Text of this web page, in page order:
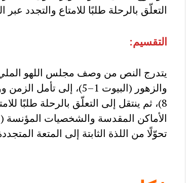
التعلّق بالرحلة طلبًا للامتاع والتجدد عبر
التقسيم:
يتدرج النص من وصف مجلس اللهو
8)، ثم ينتقل إلى التعلّق بالرحلة طلبًا
تحوّلًا من اللذة الثابتة إلى المتعة